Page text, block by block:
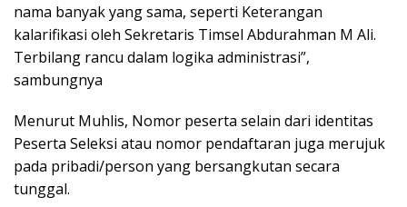
nama banyak yang sama, seperti Keterangan
kalarifikasi oleh Sekretaris Timsel Abdurahman M Ali.
Terbilang rancu dalam logika administrasi”,
sambungnya
Menurut Muhlis, Nomor peserta selain dari identitas
Peserta Seleksi atau nomor pendaftaran juga merujuk
pada pribadi/person yang bersangkutan secara
tunggal.